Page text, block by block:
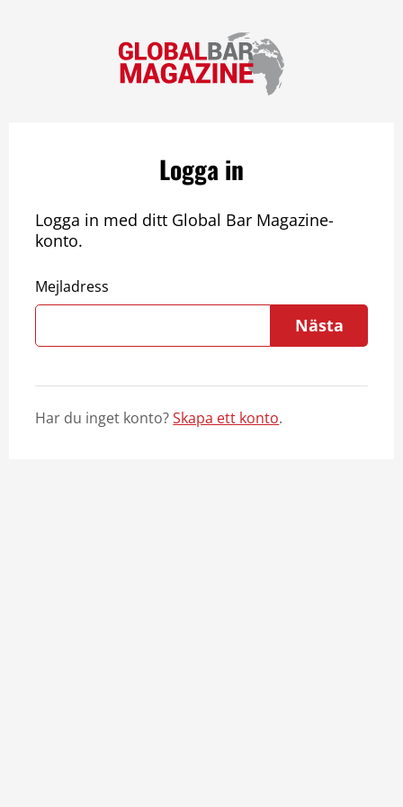
Logga in
Logga in med ditt Global Bar Magazine-
konto.
Mejladress
Nästa
Har du inget konto?Skapa ett konto.